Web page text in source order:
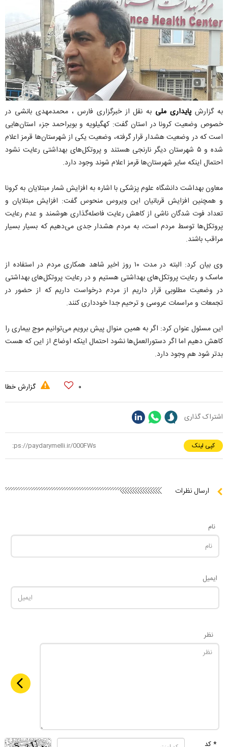
به گزارشپایداری ملی به نقل از خبرگزاری فارس ، محمدمهدی بانشی در
خصوص وضعیت کرونا در استان گفت: کهگیلویه و بویراحمد جزء استان‌هایی
است که در وضعیت هشدار قرار گرفته، وضعیت یکی از شهرستان‌‌ها قرمز اعلام
شده و ۵ شهرستان دیگر نارنجی هستند و پروتکل‌های بهداشتی رعایت نشود
احتمال اینکه سایر شهرستان‌ها قرمز اعلام شوند وجود دارد.
معاون بهداشت دانشگاه علوم پزشکی با اشاره به افزایش شمار مبتلایان به کرونا
و همچنین افزایش قربانیان این ویروس منحوس گفت: افزایش مبتلایان و
تعداد فوت شدگان ناشی از کاهش رعایت فاصله‌گذاری هوشمند و عدم رعایت
پروتکل‌ها توسط مردم است، به مردم هشدار جدی می‌دهیم که بسیار بسیار
مراقب باشند.
وی بیان کرد: البته در مدت ۱۰ روز اخیر شاهد همکاری مردم در استفاده از
ماسک و رعایت پروتکل‌های بهداشتی هستیم و در رعایت پروتکل‌های بهداشتی
در وضعیت مطلوبی قرار داریم از مردم درخواست داریم که از حضور در
تجمعات و مراسمات عروسی و ترحیم جدا خودداری کنند.
این مسئول عنوان کرد: اگر به همین منوال پیش برویم می‌توانیم موج بیماری را
کاهش دهیم اما اگر دستورالعمل‌ها نشود احتمال اینکه اوضاع از این که هست
بدتر شود هم وجود دارد.
۰ گزارش خطا
اشتراک گذاری
کپی لینک
ارسال نظرات
نام
ایمیل
نظر
* کد